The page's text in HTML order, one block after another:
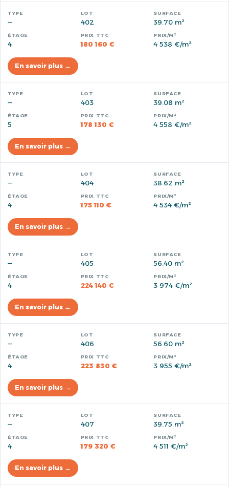
— 402 39.70 m²
4 180 160 € 4 538 €/m²
En savoir plus →
— 403 39.08 m²
5 178 130 € 4 558 €/m²
En savoir plus →
— 404 38.62 m²
4 175 110 € 4 534 €/m²
En savoir plus →
— 405 56.40 m²
4 224 140 € 3 974 €/m²
En savoir plus →
— 406 56.60 m²
4 223 830 € 3 955 €/m²
En savoir plus →
— 407 39.75 m²
4 179 320 € 4 511 €/m²
En savoir plus →